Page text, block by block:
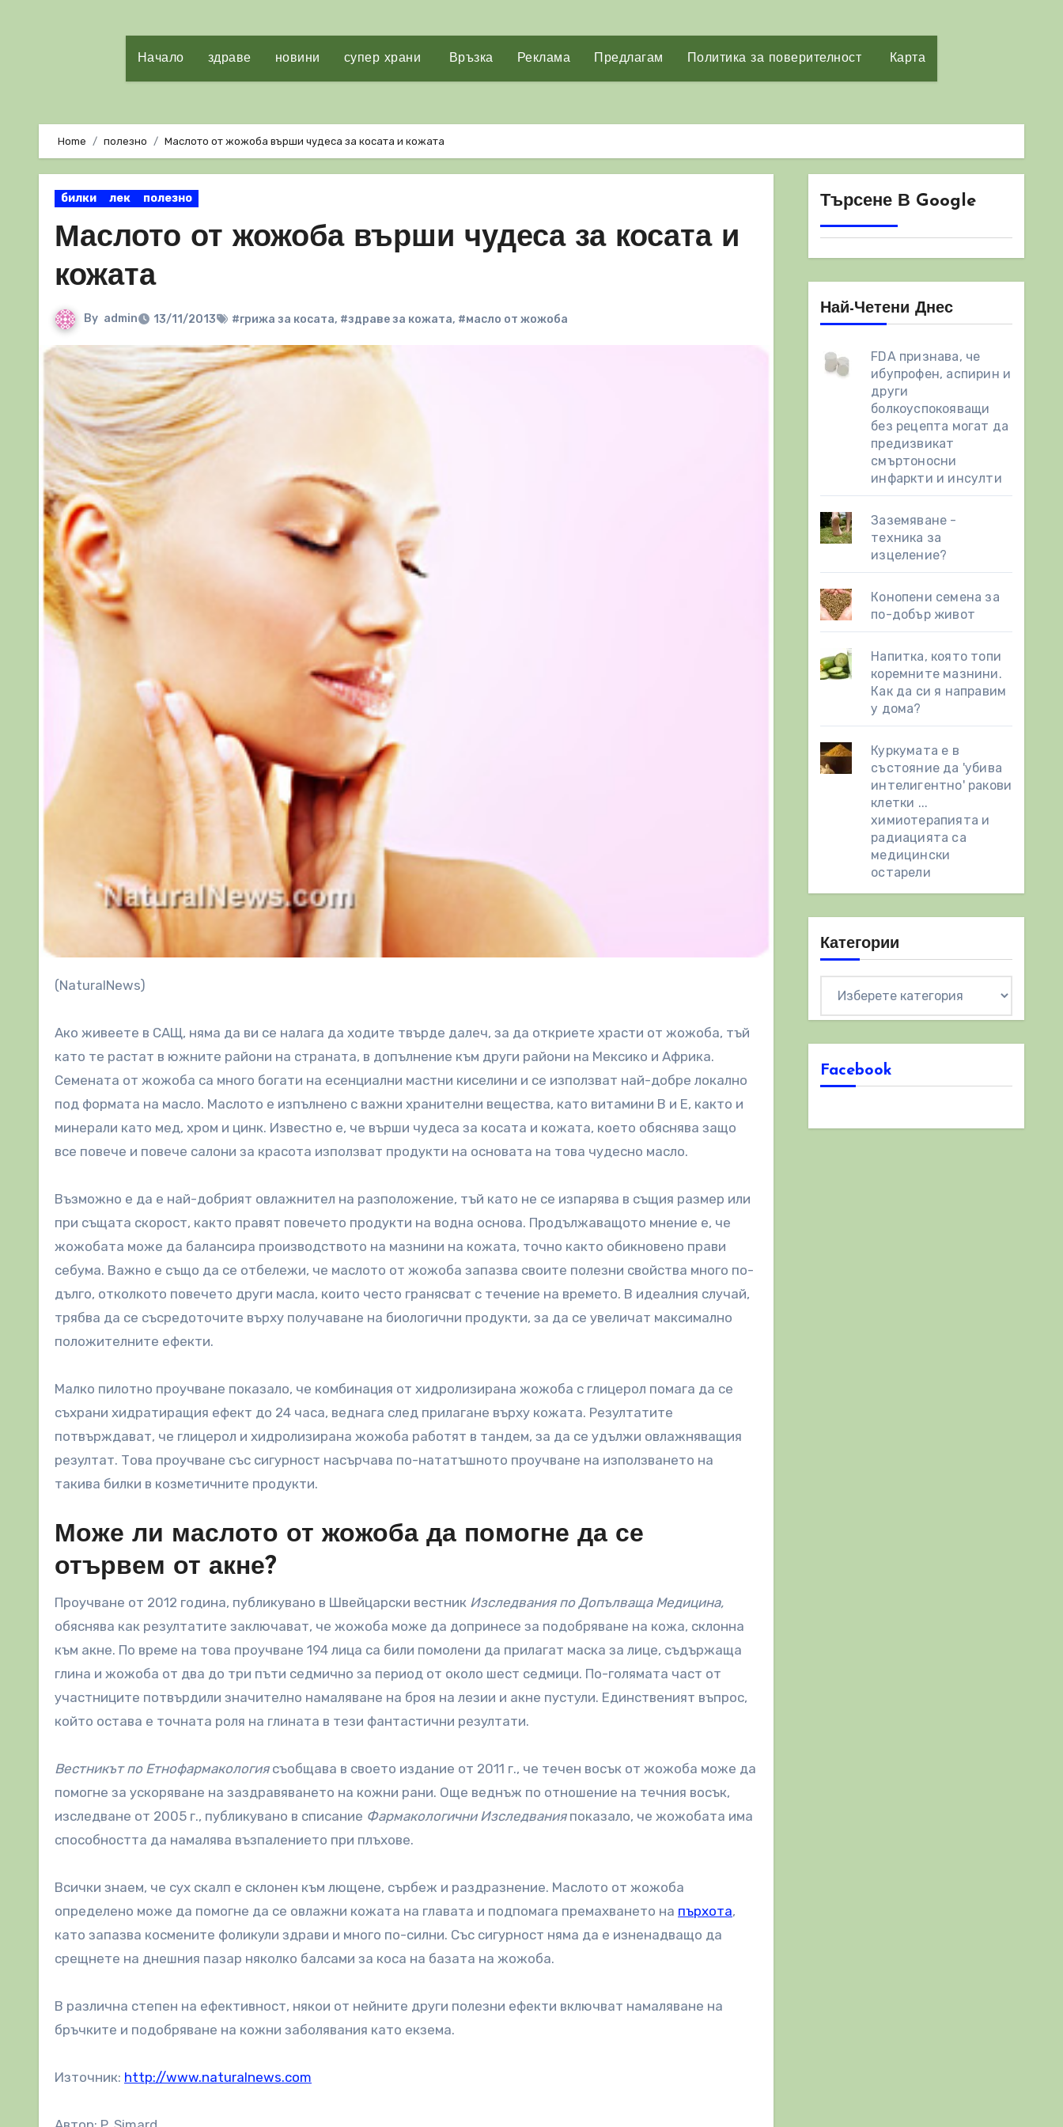
Начало здраве новини супер храни Връзка Реклама Предлагам Политика за поверителност Карта
Home полезно Маслото от жожоба върши чудеса за косата и кожата
билки лек полезно
Маслото от жожоба върши чудеса за косата и
кожата
By admin 13/11/2013 #грижа за косата, #здраве за кожата, #масло от жожоба
(NaturalNews)
Ако живеете в САЩ, няма да ви се налага да ходите твърде далеч, за да откриете храсти от жожоба, тъй
като те растат в южните райони на страната, в допълнение към други райони на Мексико и Африка.
Семената от жожоба са много богати на есенциални мастни киселини и се използват най-добре локално
под формата на масло. Маслото е изпълнено с важни хранителни вещества, като витамини В и Е, както и
минерали като мед, хром и цинк. Известно е, че върши чудеса за косата и кожата, което обяснява защо
все повече и повече салони за красота използват продукти на основата на това чудесно масло.
Възможно е да е най-добрият овлажнител на разположение, тъй като не се изпарява в същия размер или
при същата скорост, както правят повечето продукти на водна основа. Продължаващото мнение е, че
жожобата може да балансира производството на мазнини на кожата, точно както обикновено прави
себума. Важно е също да се отбележи, че маслото от жожоба запазва своите полезни свойства много по-
дълго, отколкото повечето други масла, които често гранясват с течение на времето. В идеалния случай,
трябва да се съсредоточите върху получаване на биологични продукти, за да се увеличат максимално
положителните ефекти.
Малко пилотно проучване показало, че комбинация от хидролизирана жожоба с глицерол помага да се
съхрани хидратиращия ефект до 24 часа, веднага след прилагане върху кожата. Резултатите
потвърждават, че глицерол и хидролизирана жожоба работят в тандем, за да се удължи овлажняващия
резултат. Това проучване със сигурност насърчава по-нататъшното проучване на използването на
такива билки в козметичните продукти.
Може ли маслото от жожоба да помогне да се
отървем от акне?
Проучване от 2012 година, публикувано в Швейцарски вестник Изследвания по Допълваща Медицина,
обяснява как резултатите заключават, че жожоба може да допринесе за подобряване на кожа, склонна
към акне. По време на това проучване 194 лица са били помолени да прилагат маска за лице, съдържаща
глина и жожоба от два до три пъти седмично за период от около шест седмици. По-голямата част от
участниците потвърдили значително намаляване на броя на лезии и акне пустули. Единственият въпрос,
който остава е точната роля на глината в тези фантастични резултати.
Вестникът по Етнофармакологиясъобщава в своето издание от 2011 г., че течен восък от жожоба може да
помогне за ускоряване на заздравяването на кожни рани. Още веднъж по отношение на течния восък,
изследване от 2005 г., публикувано в списание Фармакологични Изследванияпоказало, че жожобата има
способността да намалява възпалението при плъхове.
Всички знаем, че сух скалп е склонен към лющене, сърбеж и раздразнение. Маслото от жожоба
определено може да помогне да се овлажни кожата на главата и подпомага премахването на пърхота,
като запазва космените фоликули здрави и много по-силни. Със сигурност няма да е изненадващо да
срещнете на днешния пазар няколко балсами за коса на базата на жожоба.
В различна степен на ефективност, някои от нейните други полезни ефекти включват намаляване на
бръчките и подобряване на кожни заболявания като екзема.
Източник: http://www.naturalnews.com
Търсене В Google
Най-Четени Днес
FDA признава, че
ибупрофен, аспирин и
други
болкоуспокояващи
без рецепта могат да
предизвикат
смъртоносни
инфаркти и инсулти
Заземяване -
техника за
изцеление?
Конопени семена за
по-добър живот
Напитка, която топи
коремните мазнини.
Как да си я направим
у дома?
Куркумата е в
състояние да 'убива
интелигентно' ракови
клетки ...
химиотерапията и
радиацията са
медицински
остарели
Категории
Facebook